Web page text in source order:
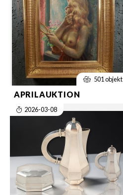
501 objekt
APRILAUKTION
2026-03-08